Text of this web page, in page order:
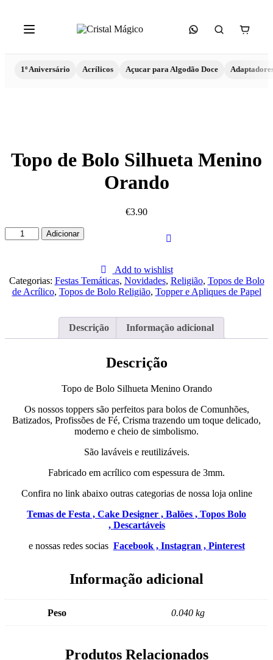
1º Aniversário Acrílicos Açucar para Algodão Doce
Topo de Bolo Silhueta Menino
Orando
€3.90
Quantidade
de
Bolo
Silhueta
Menino
Adicionar
Add to wishlist
Categorias: Festas Temáticas, Novidades, Religião, Topos de Bolo
de Acrílico, Topos de Bolo Religião, Topper e Apliques de Papel
Descrição Informação adicional
Descrição
Topo de Bolo Silhueta Menino Orando
Os nossos toppers são perfeitos para bolos de Comunhões,
Batizados, Profissões de Fé, Crisma trazendo um toque delicado,
moderno e cheio de simbolismo.
São laváveis e reutilizáveis.
Fabricado em acrílico com espessura de 3mm.
Confira no link abaixo outras categorias de nossa loja online
Temas de Festa , Cake Designer , Balões , Topos Bolo
, Descartáveis
e nossas redes socias Facebook , Instagran , Pinterest
Informação adicional
Peso 0.040 kg
Produtos Relacionados